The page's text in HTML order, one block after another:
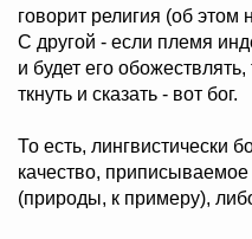
говорит религия (об
С другой - если племя
и будет его
ткнуть и сказать - вот бог.
То есть, лингвистически
качество,
(природы, к примеру),